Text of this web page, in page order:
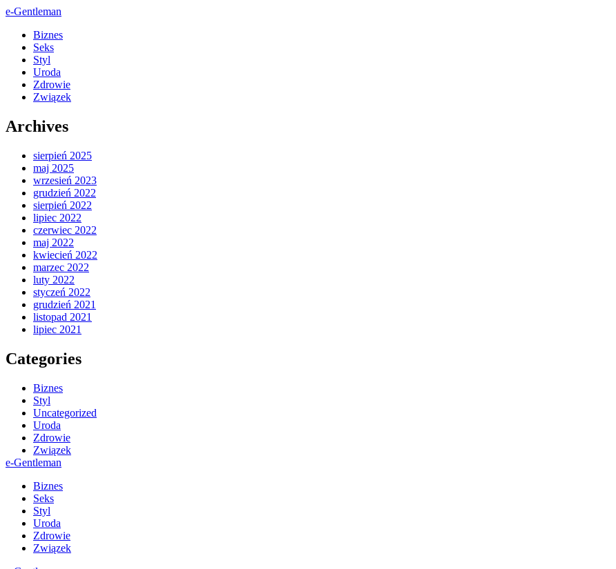
e-Gentleman
Biznes
Seks
Styl
Uroda
Zdrowie
Związek
Archives
sierpień 2025
maj 2025
wrzesień 2023
grudzień 2022
sierpień 2022
lipiec 2022
czerwiec 2022
maj 2022
kwiecień 2022
marzec 2022
luty 2022
styczeń 2022
grudzień 2021
listopad 2021
lipiec 2021
Categories
Biznes
Styl
Uncategorized
Uroda
Zdrowie
Związek
e-Gentleman
Biznes
Seks
Styl
Uroda
Zdrowie
Związek